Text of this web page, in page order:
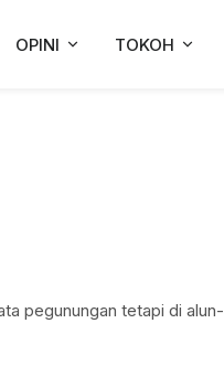
OPINI TOKOH
pegunungan tetapi di alun-